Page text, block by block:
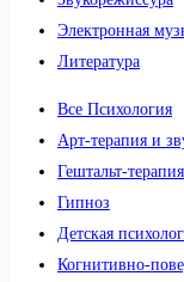
Электронная
Литература
Все Психология
Арт-терапия и
Гештальт-терапия
Гипноз
Детская
Когнитивно-